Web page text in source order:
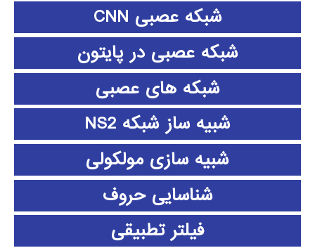
شبکه عصبی CNN
شبکه عصبی در پایتون
شبکه های عصبی
شبیه ساز شبکه NS2
شبیه سازی مولکولی
شناسایی حروف
فیلتر تطبیقی